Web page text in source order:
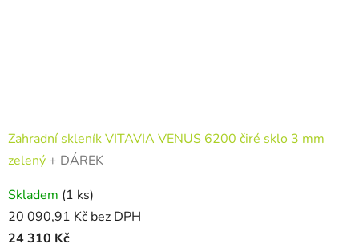
Zahradní skleník VITAVIA VENUS 6200 čiré sklo 3 mm
zelený + DÁREK
Skladem (1 ks)
20 090,91 Kč bez DPH
24 310 Kč